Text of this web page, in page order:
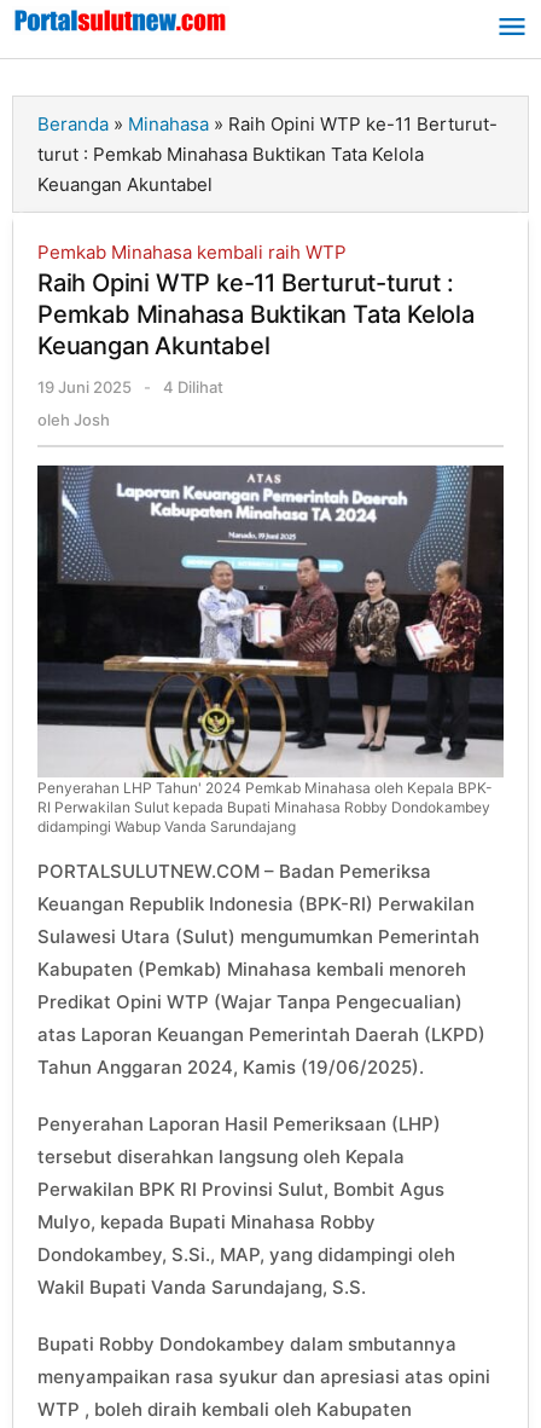
Lewati
Beranda » Minahasa » Raih Opini WTP ke-11 Berturut-
turut : Pemkab Minahasa Buktikan Tata Kelola
Keuangan Akuntabel
Pemkab Minahasa kembali raih WTP
Raih Opini WTP ke-11 Berturut-turut :
Pemkab Minahasa Buktikan Tata Kelola
Keuangan Akuntabel
19 Juni 2025
oleh
-
4 Dilihat
oleh Josh
Penyerahan LHP Tahun' 2024 Pemkab Minahasa oleh Kepala BPK-
RI Perwakilan Sulut kepada Bupati Minahasa Robby Dondokambey
didampingi Wabup Vanda Sarundajang
PORTALSULUTNEW.COM – Badan Pemeriksa
Keuangan Republik Indonesia (BPK-RI) Perwakilan
Sulawesi Utara (Sulut) mengumumkan Pemerintah
Kabupaten (Pemkab) Minahasa kembali menoreh
Predikat Opini WTP (Wajar Tanpa Pengecualian)
atas Laporan Keuangan Pemerintah Daerah (LKPD)
Tahun Anggaran 2024, Kamis (19/06/2025).
Penyerahan Laporan Hasil Pemeriksaan (LHP)
tersebut diserahkan langsung oleh Kepala
Perwakilan BPK RI Provinsi Sulut, Bombit Agus
Mulyo, kepada Bupati Minahasa Robby
Dondokambey, S.Si., MAP, yang didampingi oleh
Wakil Bupati Vanda Sarundajang, S.S.
Bupati Robby Dondokambey dalam smbutannya
menyampaikan rasa syukur dan apresiasi atas opini
WTP , boleh diraih kembali oleh Kabupaten